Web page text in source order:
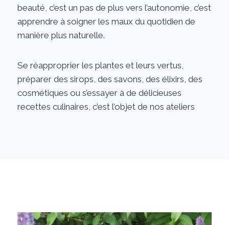
beauté, c’est un pas de plus vers l’autonomie, c’est
apprendre à soigner les maux du quotidien de
manière plus naturelle.
Se réapproprier les plantes et leurs vertus,
préparer des sirops, des savons, des élixirs, des
cosmétiques ou s’essayer à de délicieuses
recettes culinaires, c’est l’objet de nos ateliers